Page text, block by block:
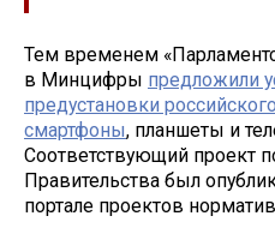
Тем временем
в Минцифры предложили
предустановки
смартфоны, планшеты и
Соответствующий проект
Правительства был
портале проектов